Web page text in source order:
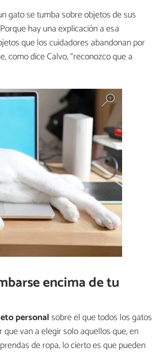
gato se tumba sobre objetos de sus
hay una explicación a esa
que los cuidadores abandonan por
como dice Calvo, “reconozco que a
encima de tu
personalsobre el que todos los gatos
van a elegir solo aquellos que, en
de ropa, lo cierto es que pueden